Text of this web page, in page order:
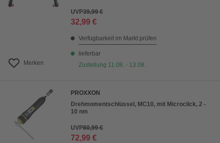
Merken
UVP39,99 €
32,99 €
Verfügbarkeit im Markt prüfen
lieferbar
Zustellung 11.08. - 13.08.
PROXXON
Drehmomentschlüssel, MC10, mit Microclick, 2 -
10 nm
UVP80,99 €
72,99 €